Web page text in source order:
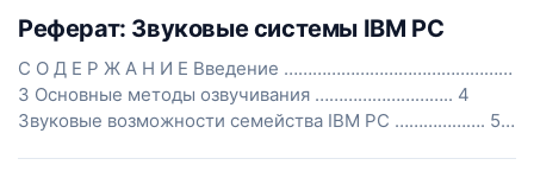
Реферат: Звуковые системы IBM PC
С О Д Е Р Ж А Н И Е Введение …………………………………………
3 Основные методы озвучивания ……………………….. 4
Звуковые возможности семейства IBM PC ………………. 5…